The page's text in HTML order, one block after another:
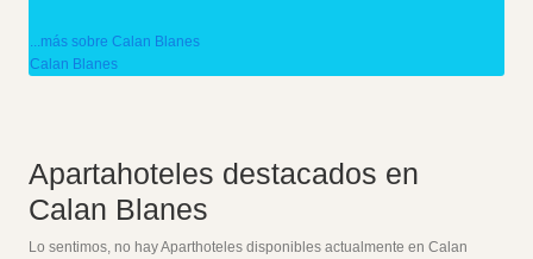
...más sobre Calan Blanes
Calan Blanes
Apartahoteles destacados en
Calan Blanes
Lo sentimos, no hay Aparthoteles disponibles actualmente en Calan